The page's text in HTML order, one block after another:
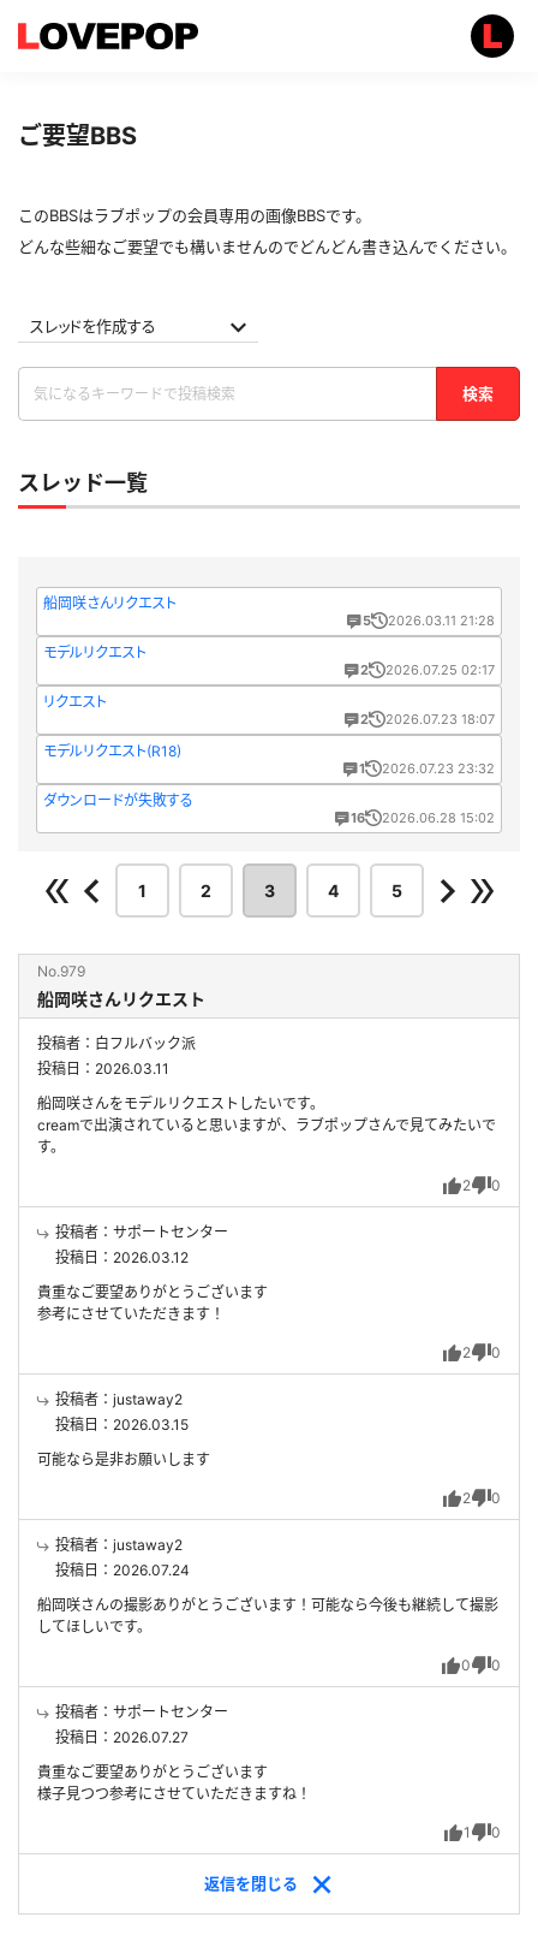
ご要望BBS
このBBSはラブポップの会員専用の画像BBSです。
どんな些細なご要望でも構いませんのでどんどん書き込んでください。
スレッドを作成する
検索
スレッド一覧
船岡咲さんリクエスト
5 2026.03.11 21:28
モデルリクエスト
2 2026.07.25 02:17
リクエスト
2 2026.07.23 18:07
モデルリクエスト(R18)
1 2026.07.23 23:32
ダウンロードが失敗する
16 2026.06.28 15:02
1 2 3 4 5
船岡咲さんリクエスト
No.979
投稿者：白フルバック派
投稿日：2026.03.11
2 0
船岡咲さんをモデルリクエストしたいです。
creamで出演されていると思いますが、ラブポップさんで見てみたいで
す。
投稿者：サポートセンター
投稿日：2026.03.12
2 0
貴重なご要望ありがとうございます
参考にさせていただきます！
投稿者：justaway2
投稿日：2026.03.15
2 0
可能なら是非お願いします
投稿者：justaway2
投稿日：2026.07.24
0 0
船岡咲さんの撮影ありがとうございます！可能なら今後も継続して撮影
してほしいです。
投稿者：サポートセンター
投稿日：2026.07.27
1 0
貴重なご要望ありがとうございます
様子見つつ参考にさせていただきますね！
返信を閉じる